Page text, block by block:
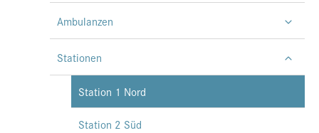
Ambulanzen
Stationen
Station 1 Nord
Station 2 Süd